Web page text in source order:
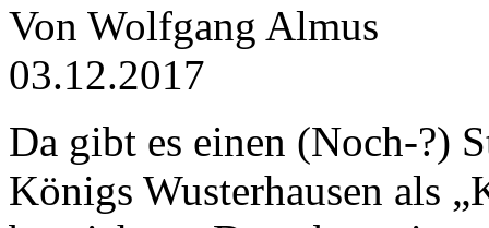
Von Wolfgang Almus
03.12.2017
Da gibt es einen (Noch-?)
Königs Wusterhausen als